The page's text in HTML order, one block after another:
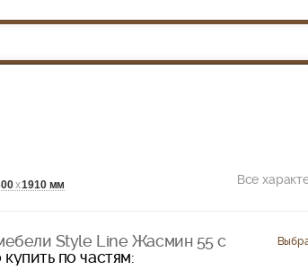
х1910 мм Все
Style Line Жасмин 55 с
по частям: